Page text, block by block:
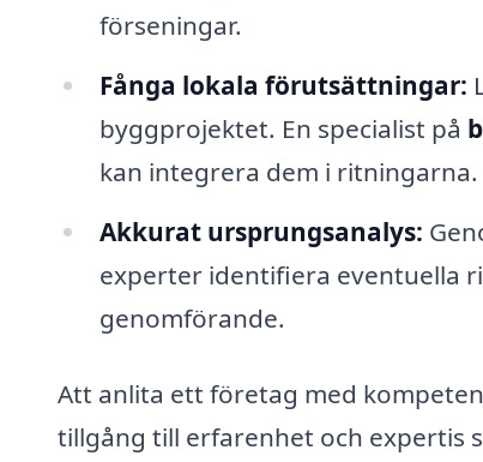
förseningar.
Fånga lokala förutsättningar:
byggprojektet. En specialist på
kan integrera dem i ritningarna.
Akkurat ursprungsanalys:
experter identifiera eventuella
genomförande.
Att anlita ett företag med
tillgång till erfarenhet och expertis